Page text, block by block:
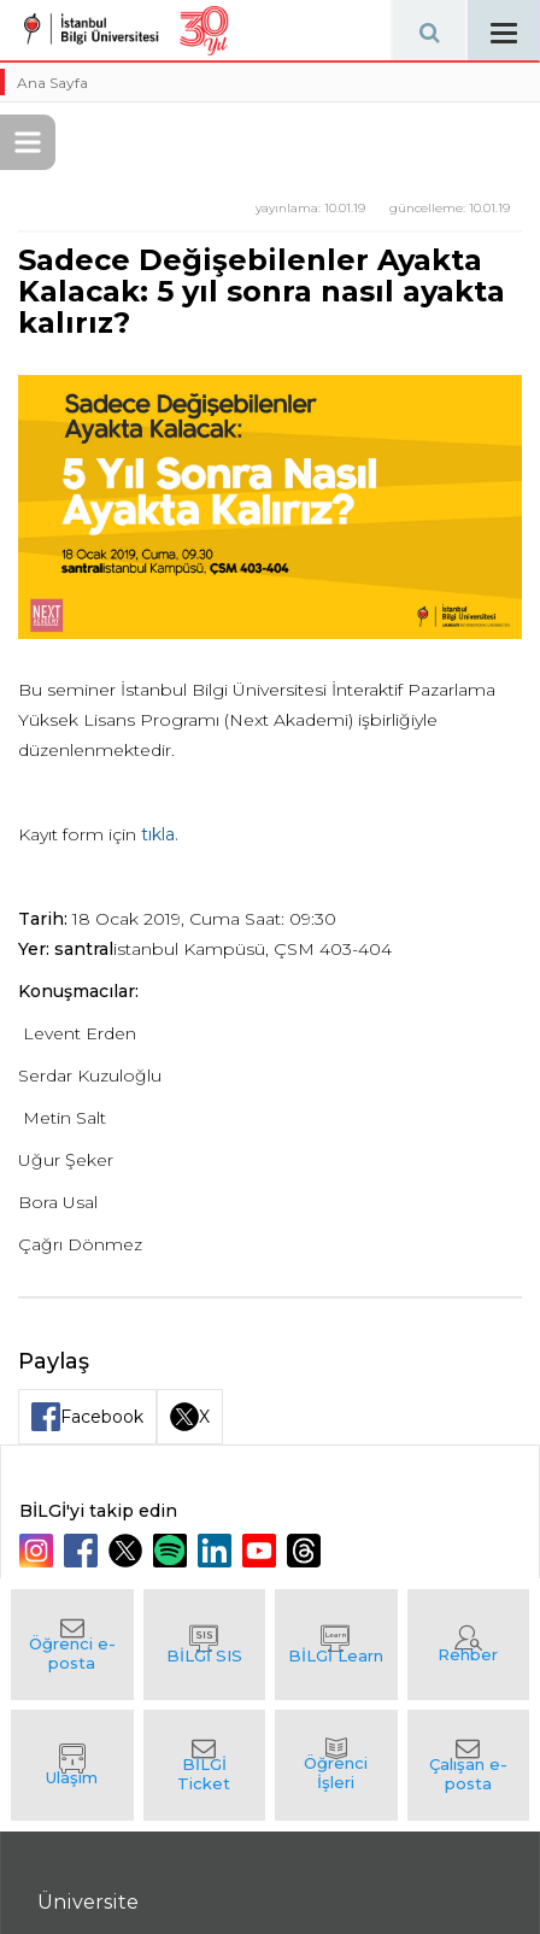
Ana Sayfa
güncelleme: 10.01.19
yayınlama: 10.01.19
Sadece Değişebilenler Ayakta
Kalacak: 5 yıl sonra nasıl ayakta
kalırız?
Bu seminer İstanbul Bilgi Üniversitesi İnteraktif Pazarlama
Yüksek Lisans Programı (Next Akademi) işbirliğiyle
düzenlenmektedir.
Kayıt form için tıkla.
Tarih: 18 Ocak 2019, Cuma Saat: 09:30
Yer: santralistanbul Kampüsü, ÇSM 403-404
Konuşmacılar:
Levent Erden
Serdar Kuzuloğlu
Metin Salt
Uğur Şeker
Bora Usal
Çağrı Dönmez
Paylaş
Facebook X
BİLGİ'yi takip edin
Üniversite